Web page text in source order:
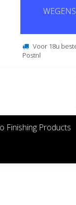
Voor 18u
Postnl
Finishing Products